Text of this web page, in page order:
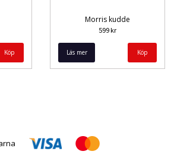
Köp
Morris kudde
599 kr
Läs mer